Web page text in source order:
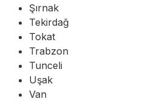
Şırnak
Tekirdağ
Tokat
Trabzon
Tunceli
Uşak
Van